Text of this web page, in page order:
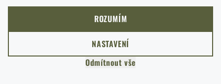
Tyto cookies nám pomáhají optimalizovat reklamu směřující na
náš e-shop, aby byla co nejvíce efektivní a náš obchod se mohl
neustále rozvíjet a zlepšovat.
Díky těmto cookies dokážeme reklamu personalizovat a nabízet
ROZUMÍM
NASTAVENÍ
Odmítnout vše